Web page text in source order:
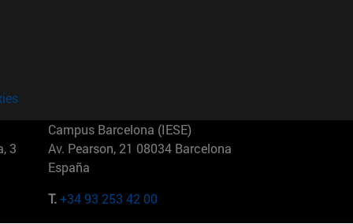
3
Campus Barcelona (IESE)
Av. Pearson, 21 08034 Barcelona
España
T.+34 93 253 42 00